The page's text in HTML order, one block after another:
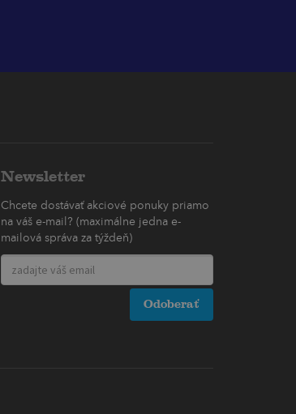
Newsletter
Chcete dostávať akciové ponuky priamo
na váš e-mail? (maximálne jedna e-
mailová správa za týždeň)
Odoberať